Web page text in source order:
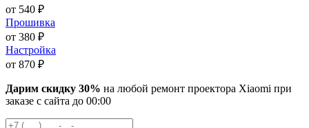
от 540 ₽
Прошивка
от 380 ₽
Настройка
от 870 ₽
Дарим скидку 30% на любой ремонт проектора Xiaomi при
заказе с сайта до 00:00